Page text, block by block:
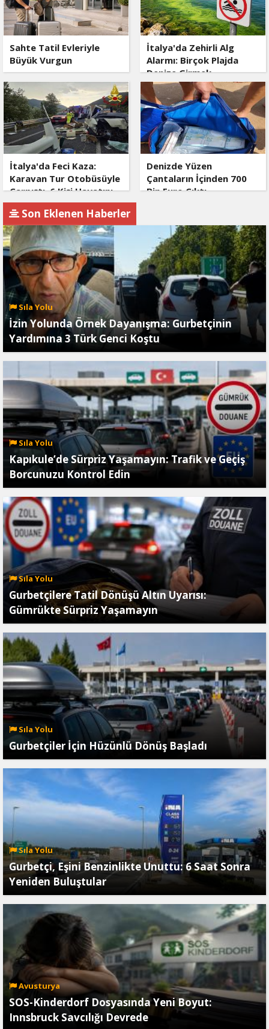
Sahte Tatil Evleriyle
Büyük Vurgun
İtalya'da Zehirli Alg
Alarmı: Birçok Plajda
Denize Girmek
Yasaklandı
İtalya'da Feci Kaza:
Karavan Tur Otobüsüyle
Çarpıştı, 6 Kişi Hayatını
Kaybetti
Denizde Yüzen
Çantaların İçinden 700
Bin Euro Çıktı
Son Eklenen Haberler
Sıla Yolu
İzin Yolunda Örnek Dayanışma: Gurbetçinin
Yardımına 3 Türk Genci Koştu
Sıla Yolu
Kapıkule’de Sürpriz Yaşamayın: Trafik ve Geçiş
Borcunuzu Kontrol Edin
Sıla Yolu
Gurbetçilere Tatil Dönüşü Altın Uyarısı:
Gümrükte Sürpriz Yaşamayın
Sıla Yolu
Gurbetçiler İçin Hüzünlü Dönüş Başladı
Sıla Yolu
Gurbetçi, Eşini Benzinlikte Unuttu: 6 Saat Sonra
Yeniden Buluştular
Avusturya
SOS-Kinderdorf Dosyasında Yeni Boyut:
Innsbruck Savcılığı Devrede